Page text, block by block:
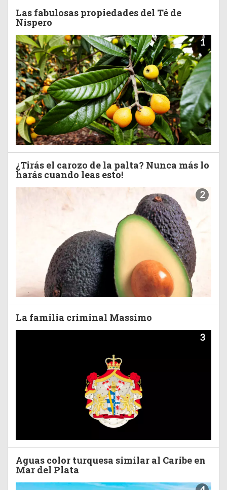
Las fabulosas propiedades del Té de
Níspero
1
¿Tirás el carozo de la palta? Nunca más lo
harás cuando leas esto!
2
La familia criminal Massimo
3
Aguas color turquesa similar al Caribe en
Mar del Plata